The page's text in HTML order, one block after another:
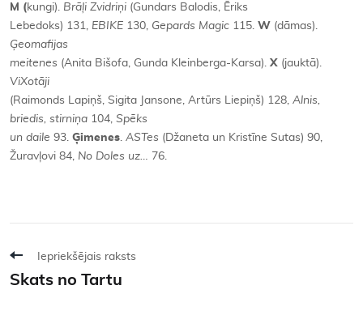
M (kungi). Brāļi Zvidriņi (Gundars Balodis, Ēriks
Lebedoks) 131, EBIKE 130, Gepards Magic 115. W (dāmas).
Ģeomafijas
meitenes (Anita Bišofa, Gunda Kleinberga-Karsa). X (jauktā).
ViXotāji
(Raimonds Lapiņš, Sigita Jansone, Artūrs Liepiņš) 128, Alnis,
briedis, stirniņa 104, Spēks
un daile 93. Ģimenes. ASTes (Džaneta un Kristīne Sutas) 90,
Žuravļovi 84, No Doles uz… 76.
Iepriekšējais raksts
Skats no Tartu